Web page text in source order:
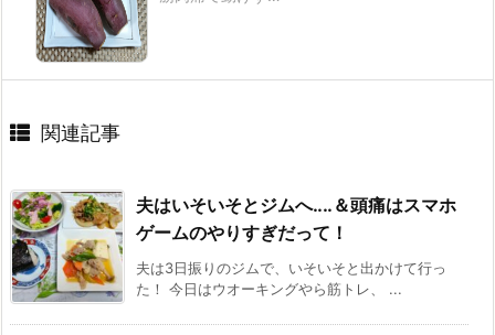
関連記事
夫はいそいそとジムへ‥‥＆頭痛はスマホ
ゲームのやりすぎだって！
夫は3日振りのジムで、いそいそと出かけて行っ
た！ 今日はウオーキングやら筋トレ、 ...